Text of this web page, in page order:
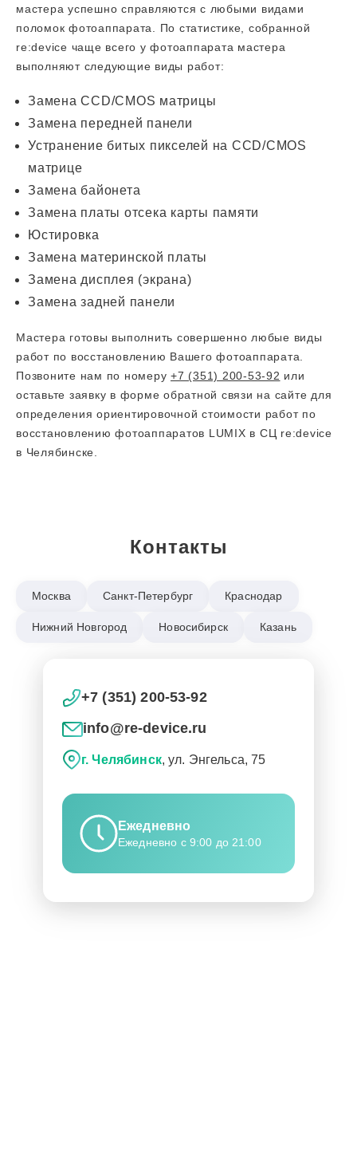
мастера успешно справляются с любыми видами
поломок фотоаппарата. По статистике, собранной
re:device чаще всего у фотоаппарата мастера
выполняют следующие виды работ:
Замена CCD/CMOS матрицы
Замена передней панели
Устранение битых пикселей на CCD/CMOS
матрице
Замена байонета
Замена платы отсека карты памяти
Юстировка
Замена материнской платы
Замена дисплея (экрана)
Замена задней панели
Мастера готовы выполнить совершенно любые виды
работ по восстановлению Вашего фотоаппарата.
Позвоните нам по номеру +7 (351) 200-53-92 или
оставьте заявку в форме обратной связи на сайте для
определения ориентировочной стоимости работ по
восстановлению фотоаппаратов LUMIX в СЦ re:device
в Челябинске.
Контакты
Москва Санкт-Петербург Краснодар
Нижний Новгород Новосибирск Казань
+7 (351) 200-53-92
info@re-device.ru
г. Челябинск, ул. Энгельса, 75
Ежедневно
Ежедневно с 9:00 до 21:00